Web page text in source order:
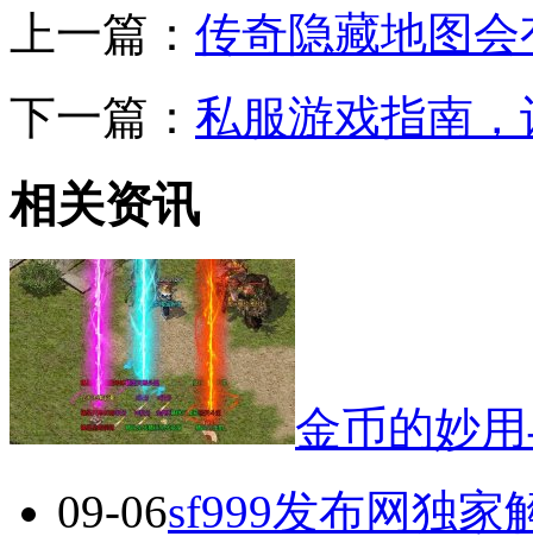
上一篇： 传奇隐藏地图会
下一篇： 私服游戏指南
相关资讯
金币的妙
09-06sf999发布网独家